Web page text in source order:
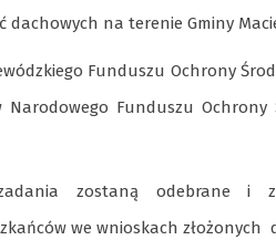
na terenie Gminy
Funduszu Ochrony
Funduszu
zostaną odebrane i
we wnioskach złożonych